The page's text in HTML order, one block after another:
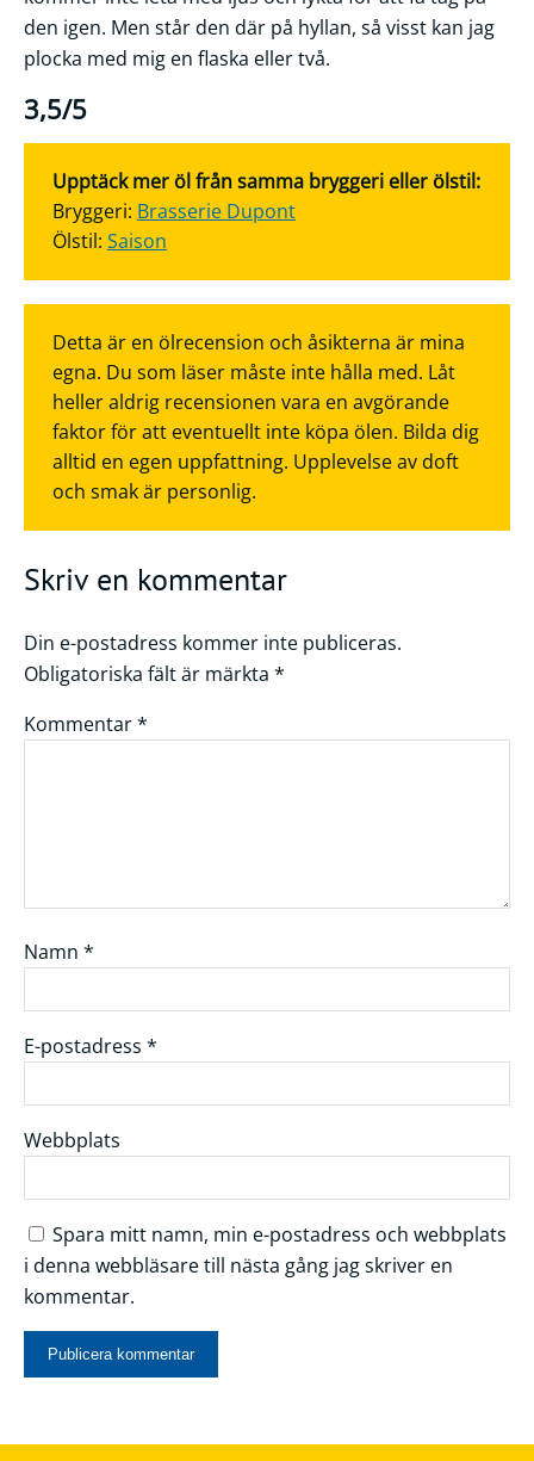
den igen. Men står den där på hyllan, så visst kan jag
plocka med mig en flaska eller två.
3,5/5
Upptäck mer öl från samma bryggeri eller ölstil:
Bryggeri: Brasserie Dupont
Ölstil: Saison
Detta är en ölrecension och åsikterna är mina
egna. Du som läser måste inte hålla med. Låt
heller aldrig recensionen vara en avgörande
faktor för att eventuellt inte köpa ölen. Bilda dig
alltid en egen uppfattning. Upplevelse av doft
och smak är personlig.
Skriv en kommentar
Din e-postadress kommer inte publiceras.
Obligatoriska fält är märkta *
Kommentar*
Namn *
E-postadress *
Webbplats
Spara mitt namn, min e-postadress och webbplats
i denna webbläsare till nästa gång jag skriver en
kommentar.